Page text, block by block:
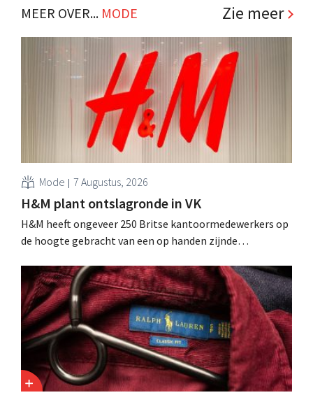
MEER OVER... MODE Zie meer
Mode 7 Augustus, 2026
H&M plant ontslagronde in VK
H&M heeft ongeveer 250 Britse kantoormedewerkers op
de hoogte gebracht van een op handen zijnde
sanering volgt op eerdere ingrepen in Nederland, België
en Spanje waarbij al honderden jobs verloren gingen.